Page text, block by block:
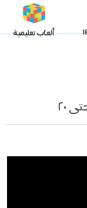
ألعاب تعليمية
٢٠